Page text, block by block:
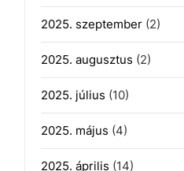
2025. szeptember(2)
2025. augusztus (2)
2025. július (10)
2025. május (4)
2025. április (14)